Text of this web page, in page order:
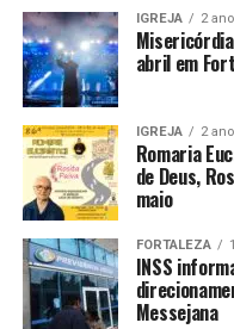
IGREJA 2
abril em
IGREJA 2
Romaria
de Deus,
maio
FORTALEZA
INSS
Messejana